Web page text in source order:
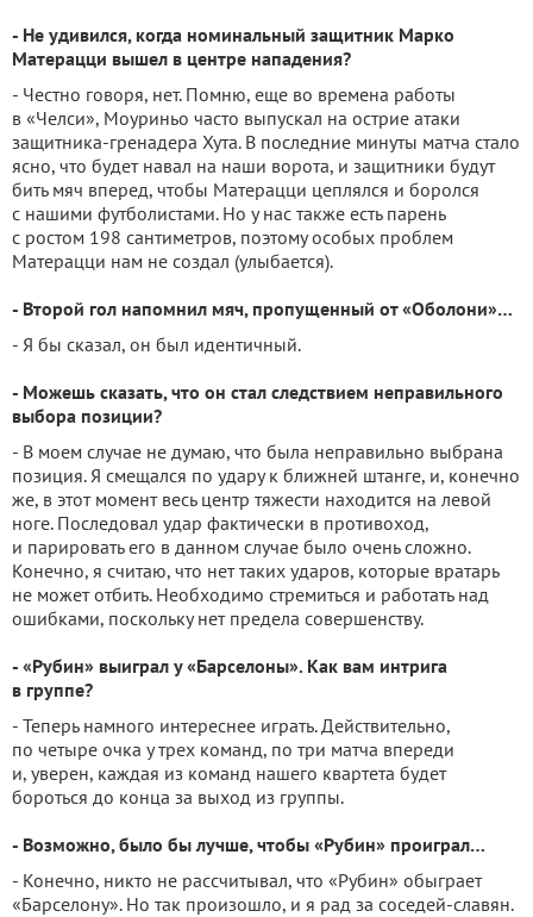
- Не удивился, когда номинальный защитник Марко
Матерацци вышел в центре нападения?
- Честно говоря, нет. Помню, еще во времена работы
в «Челси», Моуриньо часто выпускал на острие атаки
защитника-гренадера Хута. В последние минуты матча стало
ясно, что будет навал на наши ворота, и защитники будут
бить мяч вперед, чтобы Матерацци цеплялся и боролся
с нашими футболистами. Но у нас также есть парень
с ростом 198 сантиметров, поэтому особых проблем
Матерацци нам не создал (улыбается).
- Второй гол напомнил мяч, пропущенный от «Оболони»…
- Я бы сказал, он был идентичный.
- Можешь сказать, что он стал следствием неправильного
выбора позиции?
- В моем случае не думаю, что была неправильно выбрана
позиция. Я смещался по удару к ближней штанге, и, конечно
же, в этот момент весь центр тяжести находится на левой
ноге. Последовал удар фактически в противоход,
и парировать его в данном случае было очень сложно.
Конечно, я считаю, что нет таких ударов, которые вратарь
не может отбить. Необходимо стремиться и работать над
ошибками, поскольку нет предела совершенству.
- «Рубин» выиграл у «Барселоны». Как вам интрига
в группе?
- Теперь намного интереснее играть. Действительно,
по четыре очка у трех команд, по три матча впереди
и, уверен, каждая из команд нашего квартета будет
бороться до конца за выход из группы.
- Возможно, было бы лучше, чтобы «Рубин» проиграл…
- Конечно, никто не рассчитывал, что «Рубин» обыграет
«Барселону». Но так произошло, и я рад за соседей-славян.